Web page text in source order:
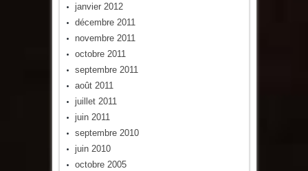
janvier 2012
décembre 2011
novembre 2011
octobre 2011
septembre 2011
août 2011
juillet 2011
juin 2011
septembre 2010
juin 2010
octobre 2005